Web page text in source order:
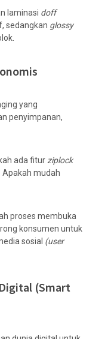
laminasi doff
sedangkan glossy
yang
penyimpanan,
ada fitur ziplock
mudah
proses membuka
konsumen untuk
sosial (user
(Smart